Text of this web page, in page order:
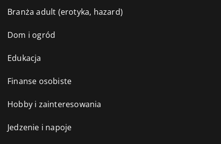
Branża adult (erotyka, hazard)
Dom i ogród
Edukacja
Finanse osobiste
Hobby i zainteresowania
Jedzenie i napoje